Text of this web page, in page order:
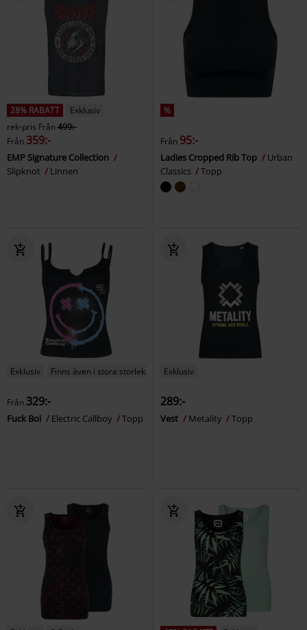
28% RABATT
Exklusiv
rek-pris Från499:-
Från 359:-
EMP Signature Collection
Slipknot
Linnen
%
Från 95:-
Ladies Cropped Rib Top
Urban
Classics
Topp
Exklusiv Finns även i stora storlekar
Från 329:-
Fuck Boi Electric Callboy Topp
Exklusiv
289:-
Vest Metality Topp